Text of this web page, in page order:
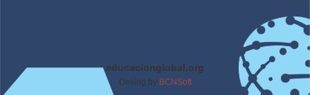
educacionglobal.org
Desing by BCNSoft